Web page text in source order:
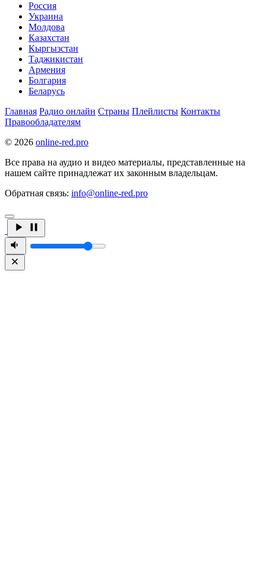
Россия
Украина
Молдова
Казахстан
Кыргызстан
Таджикистан
Армения
Болгария
Беларусь
Главная Радио онлайн Страны Плейлисты Контакты
Правообладателям
© 2026 online-red.pro
Все права на аудио и видео материалы, представленные на
нашем сайте принадлежат их законным владельцам.
Обратная связь: info@online-red.pro